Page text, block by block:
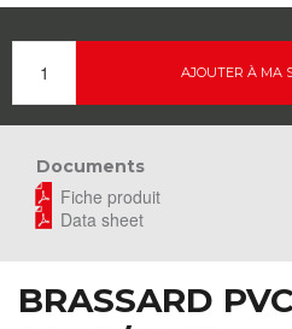
AJOUTER À MA
Documents
Fiche produit
Data sheet
BRASSARD